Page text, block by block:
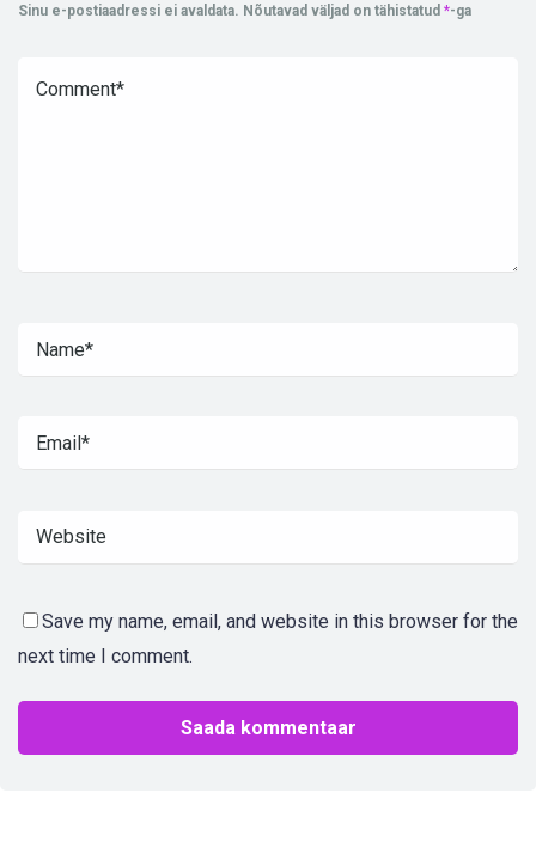
Sinu e-postiaadressi ei avaldata. Nõutavad väljad on tähistatud *-ga
Save my name, email, and website in this browser for the
next time I comment.